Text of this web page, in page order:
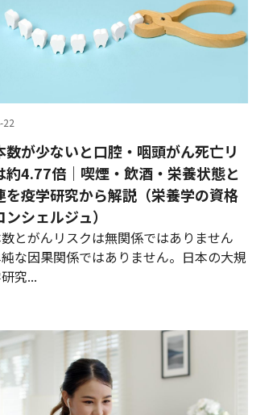
22
数が少ないと口腔・咽頭がん死亡リ
約4.77倍｜喫煙・飲酒・栄養状態と
を疫学研究から解説（栄養学の資格
シェルジュ）
とがんリスクは無関係ではありません
な因果関係ではありません。日本の大規
究...